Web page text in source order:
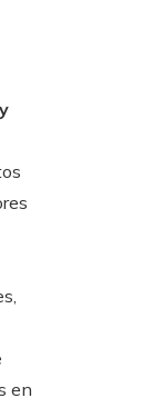
en